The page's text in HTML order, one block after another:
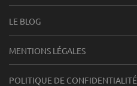
LE BLOG
MENTIONS LÉGALES
POLITIQUE DE CONFIDENTIALITÉ